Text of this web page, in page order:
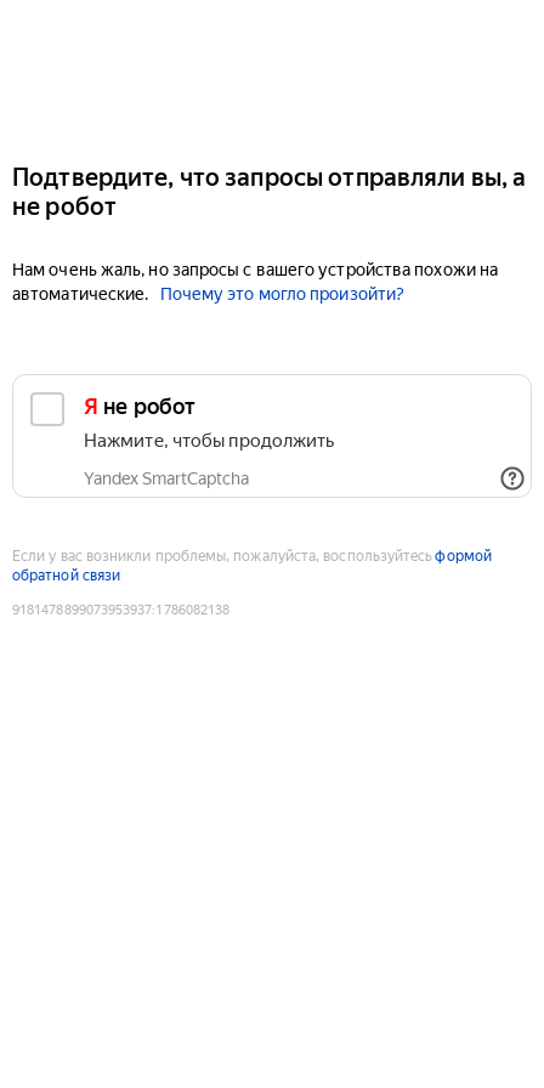
Подтвердите, что запросы отправляли вы, а
не робот
Нам очень жаль, но запросы с вашего устройства похожи на
автоматические.
Почему это могло произойти?
Я не робот
Нажмите, чтобы продолжить
Yandex SmartCaptcha
Если у вас возникли проблемы, пожалуйста, воспользуйтесьформой
обратной связи
9181478899073953937:1786082138